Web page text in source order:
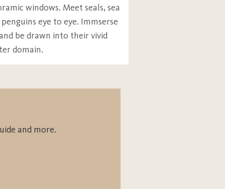
56 €
windows. Meet seals, sea
eye to eye. Immserse
be drawn into their vivid
domain.
and more.